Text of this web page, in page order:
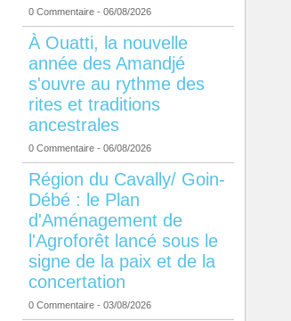
0 Commentaire - 06/08/2026
À Ouatti, la nouvelle
année des Amandjé
s'ouvre au rythme des
rites et traditions
ancestrales
0 Commentaire - 06/08/2026
Région du Cavally/ Goin-
Débé : le Plan
d'Aménagement de
l'Agroforêt lancé sous le
signe de la paix et de la
concertation
0 Commentaire - 03/08/2026